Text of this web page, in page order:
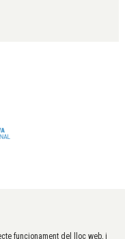
funcionament del lloc web, i